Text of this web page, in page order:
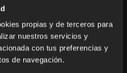
propias y de terceros para
nuestros servicios y
con tus preferencias y
de navegación.
you’re looking for. Perhaps